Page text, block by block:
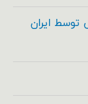
توسط ایران